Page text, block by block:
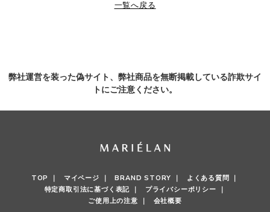
一覧へ戻る
弊社運営を装った偽サイト、弊社商品を無断掲載している詐欺サイ
トにご注意ください。
TOP ｜ マイページ ｜ BRAND STORY ｜
よくある質問 ｜
特定商取引法に基づく表記 ｜
プライバシーポリシー ｜
ご使用上の注意 ｜
会社概要